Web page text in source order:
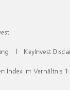
| KeyInvest
Index im Verhältnis